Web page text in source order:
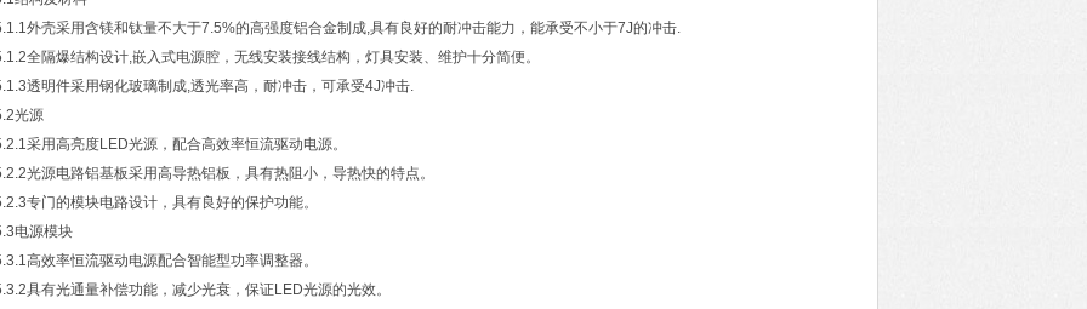
外壳采用含镁和钛量不大于7.5%的高强度铝合金制成,具有良好的耐冲击能力，能承受不小于7J的冲击.
全隔爆结构设计,嵌入式电源腔，无线安装接线结构，灯具安装、维护十分简便。
透明件采用钢化玻璃制成,透光率高，耐冲击，可承受4J冲击.
光源
采用高亮度LED光源，配合高效率恒流驱动电源。
光源电路铝基板采用高导热铝板，具有热阻小，导热快的特点。
专门的模块电路设计，具有良好的保护功能。
电源模块
高效率恒流驱动电源配合智能型功率调整器。
具有光通量补偿功能，减少光衰，保证LED光源的光效。